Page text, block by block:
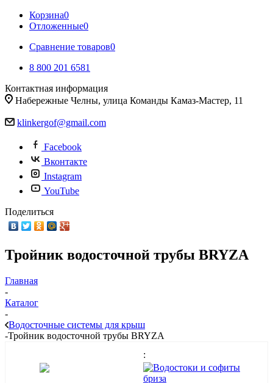
Корзина0
Отложенные0
Сравнение товаров0
8 800 201 6581
Контактная информация
Набережные Челны, улица Команды Камаз-Мастер, 11
klinkergof@gmail.com
Facebook
Вконтакте
Instagram
YouTube
Поделиться
Тройник водосточной трубы BRYZA
Главная
-
Каталог
-
Водосточные системы для крыш
-Тройник водосточной трубы BRYZA
: